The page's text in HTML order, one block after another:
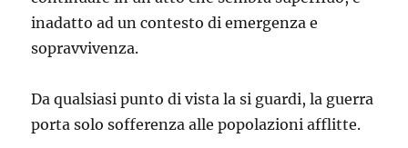
inadatto ad un contesto di emergenza e
sopravvivenza.
Da qualsiasi punto di vista la si guardi, la guerra
porta solo sofferenza alle popolazioni afflitte.